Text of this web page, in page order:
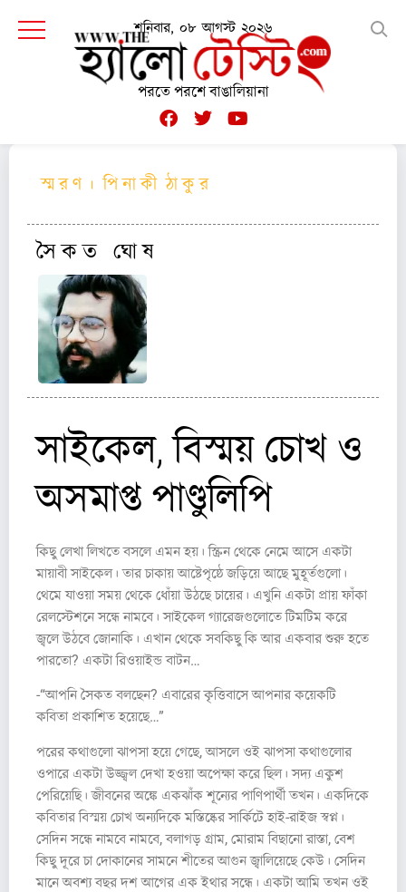
শনিবার, ০৮ আগস্ট ২০২৬
পরতে পরশে বাঙালিয়ানা
স্ম র ণ । পি না কী ঠা কু র
সৈ ক ত ঘো ষ
সাইকেল, বিস্ময় চোখ ও
অসমাপ্ত পাণ্ডুলিপি
কিছু লেখা লিখতে বসলে এমন হয়। স্ক্রিন থেকে নেমে আসে একটা
মায়াবী সাইকেল। তার চাকায় আষ্টেপৃষ্ঠে জড়িয়ে আছে মুহূর্তগুলো।
থেমে যাওয়া সময় থেকে ধোঁয়া উঠছে চায়ের। এখুনি একটা প্রায় ফাঁকা
রেলস্টেশনে সন্ধে নামবে। সাইকেল গ্যারেজগুলোতে টিমটিম করে
জ্বলে উঠবে জোনাকি। এখান থেকে সবকিছু কি আর একবার শুরু হতে
পারতো? একটা রিওয়াইন্ড বাটন…
-“আপনি সৈকত বলছেন? এবারের কৃত্তিবাসে আপনার কয়েকটি
কবিতা প্রকাশিত হয়েছে…”
পরের কথাগুলো ঝাপসা হয়ে গেছে, আসলে ওই ঝাপসা কথাগুলোর
ওপারে একটা উজ্জ্বল দেখা হওয়া অপেক্ষা করে ছিল। সদ্য একুশ
পেরিয়েছি। জীবনের অঙ্কে একঝাঁক শূন্যের পাণিপার্থী তখন। একদিকে
কবিতার বিস্ময় চোখ অন্যদিকে মস্তিষ্কের সার্কিটে হাই-রাইজ স্বপ্ন।
সেদিন সন্ধে নামবে নামবে, বলাগড় গ্রাম, মোরাম বিছানো রাস্তা, বেশ
কিছু দূরে চা দোকানের সামনে শীতের আগুন জ্বালিয়েছে কেউ। সেদিন
মানে অবশ্য বছর দশ আগের এক ইথার সন্ধে। একটা আমি তখন ওই